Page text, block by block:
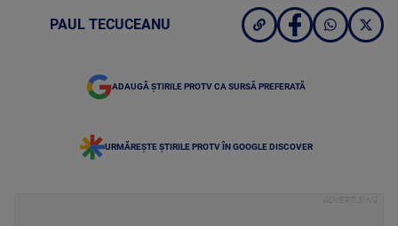
PAUL TECUCEANU
ADAUGĂ ȘTIRILE PROTV CA SURSĂ PREFERATĂ
URMĂREȘTE ȘTIRILE PROTV ÎN GOOGLE DISCOVER